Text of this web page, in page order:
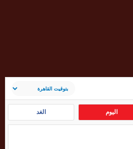
اليوم الغد